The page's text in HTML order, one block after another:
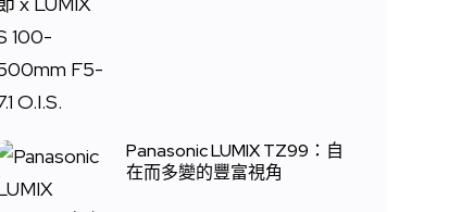
Panasonic LUMIX TZ99：自
在而多變的豐富視角